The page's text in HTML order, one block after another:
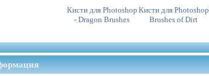
Кисти для Photoshop
- Dragon Brushes
Кисти для Photoshop
Brushes of Dirt